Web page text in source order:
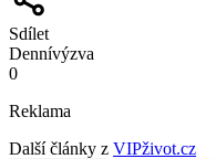
Sdílet
Dennívýzva
0
Reklama
Další články z VIPživot.cz